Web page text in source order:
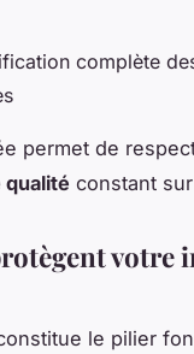
complète
permet de
qualité constant
votre
le pilier